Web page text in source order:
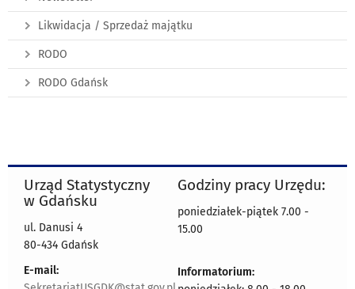
Likwidacja / Sprzedaż majątku
RODO
RODO Gdańsk
Urząd Statystyczny
w Gdańsku
ul. Danusi 4
80-434 Gdańsk
E-mail:
Godziny pracy Urzędu:
poniedziałek-piątek 7.00 -
15.00
Informatorium: